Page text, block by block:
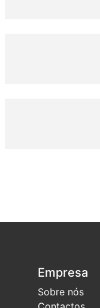
Empresa
Sobre nós